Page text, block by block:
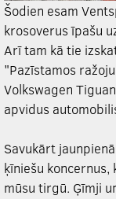
Šodien esam
krosoverus īpašu
Arī tam kā tie
"Pazīstamos
Volkswagen
apvidus
Savukārt
ķīniešu koncernus,
mūsu tirgū. Ģīmji